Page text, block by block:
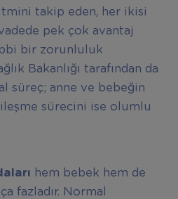
takip eden, her ikisi
pek çok avantaj
bir zorunluluk
Bakanlığı tarafından da
süreç; anne ve bebeğin
sürecini ise olumlu
hem bebek hem de
fazladır. Normal